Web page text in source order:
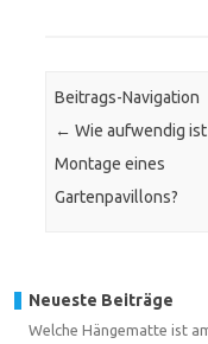
Beitrags-Navigation
← Wie aufwendig
Montage eines
Gartenpavillons?
Neueste Beiträge
Welche Hängematte ist